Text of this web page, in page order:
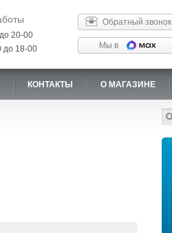
20-00
до 18-00
Обратный звонок
Мы в
КОНТАКТЫ О МАГАЗИНЕ